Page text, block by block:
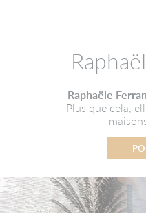
Raphaële
Plus que cela,